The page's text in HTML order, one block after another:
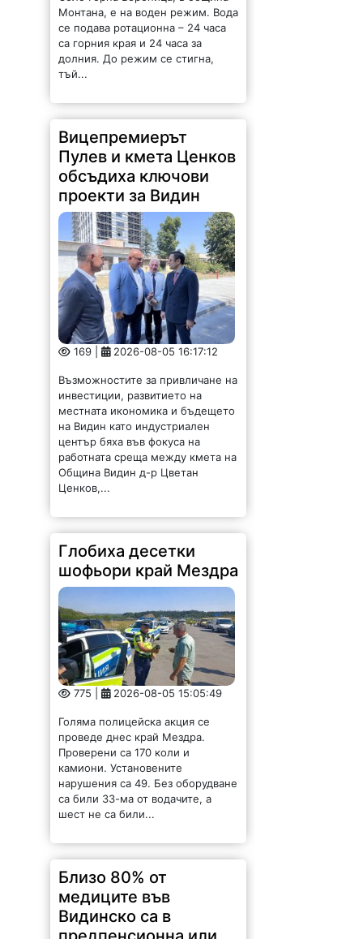
Монтана, е на воден режим. Вода
се подава ротационна – 24 часа
са горния края и 24 часа за
долния. До режим се стигна,
тъй...
Вицепремиерът
Пулев и кмета Ценков
обсъдиха ключови
проекти за Видин
169 | 2026-08-05 16:17:12
Възможностите за привличане на
инвестиции, развитието на
местната икономика и бъдещето
на Видин като индустриален
център бяха във фокуса на
работната среща между кмета на
Община Видин д-р Цветан
Ценков,...
Глобиха десетки
шофьори край Мездра
775 | 2026-08-05 15:05:49
Голяма полицейска акция се
проведе днес край Мездра.
Проверени са 170 коли и
камиони. Установените
нарушения са 49. Без оборудване
са били 33-ма от водачите, а
шест не са били...
Близо 80% от
медиците във
Видинско са в
предпенсионна или